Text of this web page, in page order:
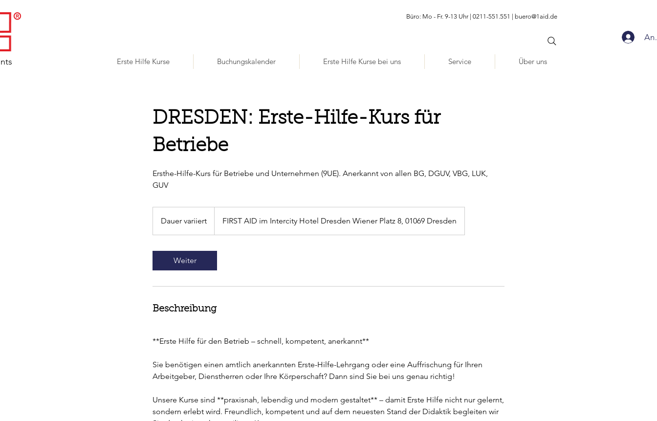
Büro: Mo - Fr. 9-13 Uhr | 0211-551.551 | buero@1aid.de
Erste Hilfe Kurse Buchungskalender Erste Hilfe Kurse bei uns Service Über uns
DRESDEN: Erste-Hilfe-Kurs für
Betriebe
Ersthe-Hilfe-Kurs für Betriebe und Unternehmen (9UE). Anerkannt von allen BG, DGUV, VBG, LUK,
GUV
Dauer variiert
a
i
e
t
FIRST AID im Intercity Hotel Dresden Wiener Platz 8, 01069 Dresden
Weiter
Beschreibung
**Erste Hilfe für den Betrieb – schnell, kompetent, anerkannt**
Sie benötigen einen amtlich anerkannten Erste-Hilfe-Lehrgang oder eine Auffrischung für Ihren
Arbeitgeber, Dienstherren oder Ihre Körperschaft? Dann sind Sie bei uns genau richtig!
Unsere Kurse sind **praxisnah, lebendig und modern gestaltet** – damit Erste Hilfe nicht nur gelernt,
sondern erlebt wird. Freundlich, kompetent und auf dem neuesten Stand der Didaktik begleiten wir